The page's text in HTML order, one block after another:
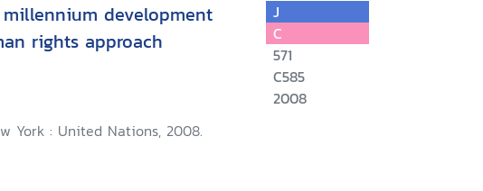
development
rights approach
York : United Nations, 2008.
J
C
571
C585
2008